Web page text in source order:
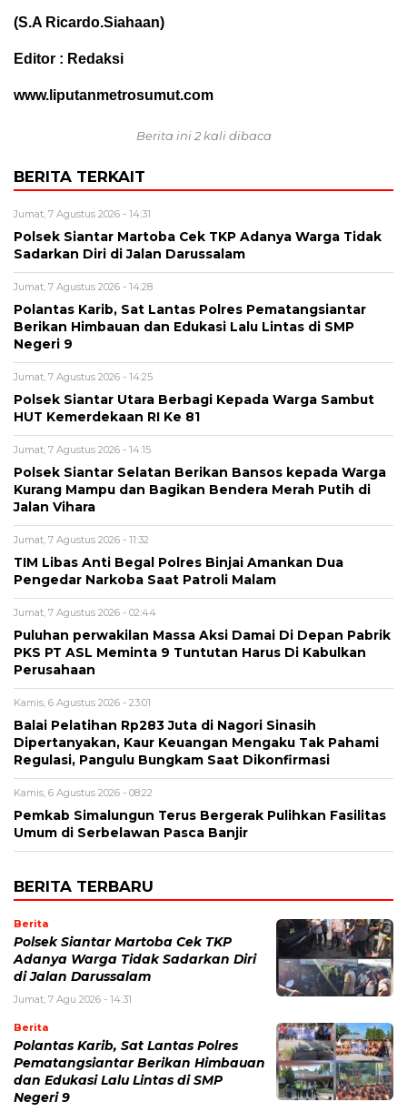
(S.A Ricardo.Siahaan)
Editor : Redaksi
www.liputanmetrosumut.com
Berita ini 2 kali dibaca
BERITA TERKAIT
Jumat, 7 Agustus 2026 - 14:31
Polsek Siantar Martoba Cek TKP Adanya Warga Tidak
Sadarkan Diri di Jalan Darussalam
Jumat, 7 Agustus 2026 - 14:28
Polantas Karib, Sat Lantas Polres Pematangsiantar
Berikan Himbauan dan Edukasi Lalu Lintas di SMP
Negeri 9
Jumat, 7 Agustus 2026 - 14:25
Polsek Siantar Utara Berbagi Kepada Warga Sambut
HUT Kemerdekaan RI Ke 81
Jumat, 7 Agustus 2026 - 14:15
Polsek Siantar Selatan Berikan Bansos kepada Warga
Kurang Mampu dan Bagikan Bendera Merah Putih di
Jalan Vihara
Jumat, 7 Agustus 2026 - 11:32
TIM Libas Anti Begal Polres Binjai Amankan Dua
Pengedar Narkoba Saat Patroli Malam
Jumat, 7 Agustus 2026 - 02:44
Puluhan perwakilan Massa Aksi Damai Di Depan Pabrik
PKS PT ASL Meminta 9 Tuntutan Harus Di Kabulkan
Perusahaan
Kamis, 6 Agustus 2026 - 23:01
Balai Pelatihan Rp283 Juta di Nagori Sinasih
Dipertanyakan, Kaur Keuangan Mengaku Tak Pahami
Regulasi, Pangulu Bungkam Saat Dikonfirmasi
Kamis, 6 Agustus 2026 - 08:22
Pemkab Simalungun Terus Bergerak Pulihkan Fasilitas
Umum di Serbelawan Pasca Banjir
BERITA TERBARU
Berita
Polsek Siantar Martoba Cek TKP
Adanya Warga Tidak Sadarkan Diri
di Jalan Darussalam
Jumat, 7 Agu 2026 - 14:31
Berita
Polantas Karib, Sat Lantas Polres
Pematangsiantar Berikan Himbauan
dan Edukasi Lalu Lintas di SMP
Negeri 9